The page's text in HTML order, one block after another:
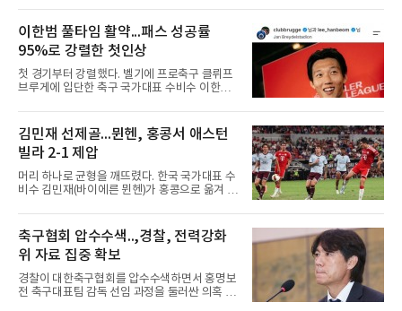
흔들었다.시점도 좋았다. 프랑스 올랭피크 리옹
이적설이 도는 배준호는 시즌 첫
일(한국시간) 옌스 카스트로프가 6일 아마추어
팀 로타흐-에게른과의 친선경기에서 어깨를 다
쳐 당분간 출전이 어렵다고 밝혔다. 그는 후반 교
체 투입돼 두 골을 넣었으나 후반 22분 부상으로
물러났다.독일인 아버지와 한국인 어머니 사이
에서 태어난 카스트로프는 측면 미드필더와 측
면 수비가 가능한 자원으로, 월드컵 남아프리카
은 그가 처음이다. 묀헨글라트바흐는 23일 DFB
포칼 1라운드, 29일 라이프치히
이한범 풀타임 활약...패스 성공률
95%로 강렬한 첫인상
첫 경기부터 강렬했다. 벨기에 프로축구 클뤼프
브루게에 입단한 축구 국가대표 수비수 이한범
뽑혔다.이한범은 8일(한국시간) 벨기에 브뤼헤
의 얀 브레이덜 스타디온에서 열린 코르트레이
크와의 2026-2027 벨기에 주필러리그 1라운드
홈 경기에 선발로 나서 경기 종료까지 뛰었다.출
발 자체가 빨랐다. 2026 북중미 월드컵에서 한국
의 조별리그 3경기를 모두 풀타임으로 소화하며
대표팀 중앙 수비의 주축으로 자리 잡은 그는 덴
선발로 곧장 투입돼 90분을 소화하며 팀의 3-0
완승에 힘을 보탰다.기록도
김민재 선제골...뮌헨, 홍콩서 애스턴
빌라 2-1 제압
머리 하나로 균형을 깨뜨렸다. 한국 국가대표 수
비수 김민재(바이에른 뮌헨)가 홍콩으로 옮겨 열
리에 힘을 보탰다.김민재는 7일(현지시간) 홍콩
카이탁 스포츠파크에서 열린 애스턴 빌라(잉글
랜드)와의 친선경기에서 전반 37분 0의 균형을
깨는 골을 넣었다. 톰 비쇼프가 왼쪽 측면에서 올
린 프리킥에 묘하게 머리를 갖다 대 방향을 바꾸
며 골 그물을 흔들었다.흐름은 좋았다. 제주전에
서 주장 완장을 차고 30여 분을 소화했던 그는
축구협회 압수수색..,경찰, 전력강화
위 자료 집중 확보
경찰이 대한축구협회를 압수수색하면서 홍명보
전 축구대표팀 감독 선임 과정을 둘러싼 의혹 규